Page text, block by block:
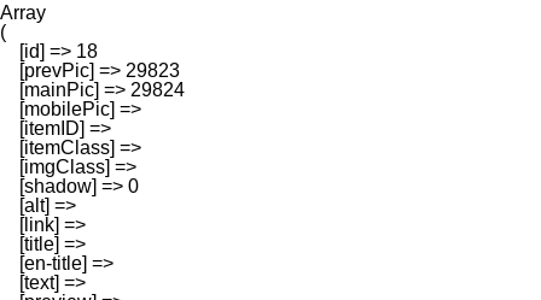
Array
(
    [id] => 18
    [prevPic] => 29823
    [mainPic] => 29824
    [mobilePic] =>
    [itemID] =>
    [itemClass] =>
    [imgClass] =>
    [shadow] => 0
    [alt] =>
    [link] =>
    [title] =>
    [en-title] =>
    [text] =>